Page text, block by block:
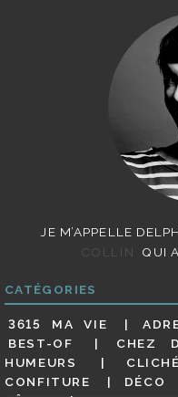
JE M’APPELLE
COLLIN
QUI
CATÉGORIES
3615 MA VIE
BEST-OF
CHEZ
HUMEURS
CONFITURE
DÉCO